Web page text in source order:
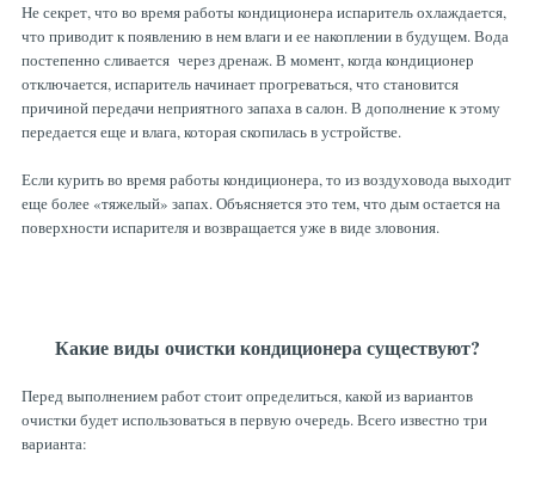
Не секрет, что во время работы кондиционера испаритель охлаждается,
что приводит к появлению в нем влаги и ее накоплении в будущем. Вода
постепенно сливается через дренаж. В момент, когда кондиционер
отключается, испаритель начинает прогреваться, что становится
причиной передачи неприятного запаха в салон. В дополнение к этому
передается еще и влага, которая скопилась в устройстве.
Если курить во время работы кондиционера, то из воздуховода выходит
еще более «тяжелый» запах. Объясняется это тем, что дым остается на
поверхности испарителя и возвращается уже в виде зловония.
Какие виды очистки кондиционера существуют?
Перед выполнением работ стоит определиться, какой из вариантов
очистки будет использоваться в первую очередь. Всего известно три
варианта: